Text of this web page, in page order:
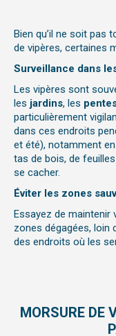
Bien qu’il ne soit pas
de vipères, certaines
Surveillance dans
Les vipères sont
les jardins, les
particulièrement
dans ces endroits
et été), notamment
tas de bois, de
se cacher.
Éviter les zones
Essayez de maintenir
zones dégagées, loin
des endroits où les
MORSURE DE